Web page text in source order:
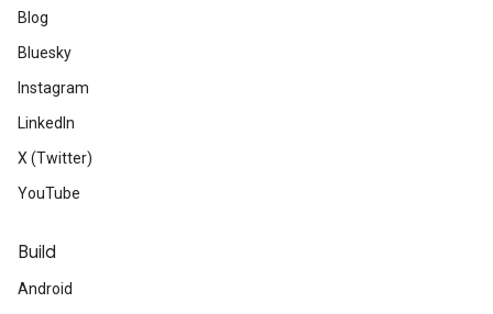
Blog
Bluesky
Instagram
LinkedIn
X (Twitter)
YouTube
Build
Android